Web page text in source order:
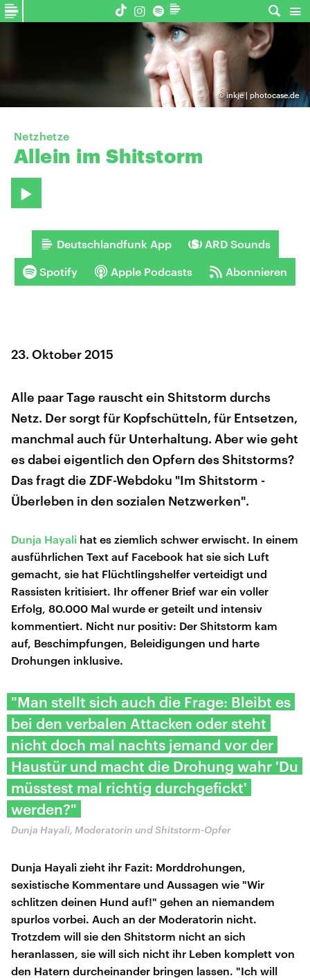
©inkje | photocase.de
Netzhetze
Allein im Shitstorm
Deutschlandfunk App ARD Sounds
Spotify Apple Podcasts Abonnieren
23. Oktober 2015
Alle paar Tage rauscht ein Shitstorm durchs
Netz. Der sorgt für Kopfschütteln, für Entsetzen,
manchmal auch für Unterhaltung. Aber wie geht
es dabei eigentlich den Opfern des Shitstorms?
Das fragt die ZDF-Webdoku "Im Shitstorm -
Überleben in den sozialen Netzwerken".
Dunja Hayali hat es ziemlich schwer erwischt. In einem
ausführlichen Text auf Facebook hat sie sich Luft
gemacht, sie hat Flüchtlingshelfer verteidigt und
Rassisten kritisiert. Ihr offener Brief war ein voller
Erfolg, 80.000 Mal wurde er geteilt und intensiv
kommentiert. Nicht nur positiv: Der Shitstorm kam
auf, Beschimpfungen, Beleidigungen und harte
Drohungen inklusive.
"Man stellt sich auch die Frage: Bleibt es
bei den verbalen Attacken oder steht
nicht doch mal nachts jemand vor der
Haustür und macht die Drohung wahr 'Du
müsstest mal richtig durchgefickt'
werden?"
Dunja Hayali, Moderatorin und Shitstorm-Opfer
Dunja Hayali zieht ihr Fazit: Morddrohungen,
sexistische Kommentare und Aussagen wie "Wir
schlitzen deinen Hund auf!" gehen an niemandem
spurlos vorbei. Auch an der Moderatorin nicht.
Trotzdem will sie den Shitstorm nicht an sich
heranlassen, sie will sich nicht ihr Leben komplett von
den Hatern durcheinander bringen lassen. "Ich will